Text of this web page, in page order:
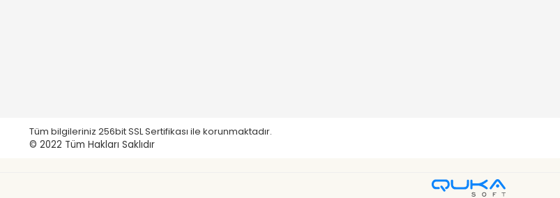
Tüm bilgileriniz 256bit SSL Sertifikası ile korunmaktadır.
© 2022 Tüm Hakları Saklıdır